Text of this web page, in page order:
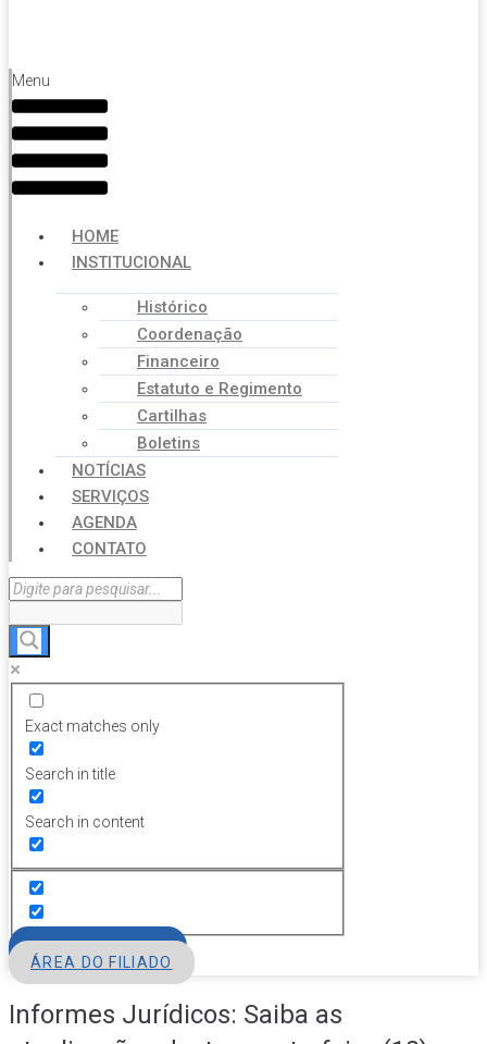
Menu
HOME
INSTITUCIONAL
Histórico
Coordenação
Financeiro
Estatuto e Regimento
Cartilhas
Boletins
NOTÍCIAS
SERVIÇOS
AGENDA
CONTATO
Exact matches only
Search in title
Search in content
ÁREA DO FILIADO
Informes Jurídicos: Saiba as